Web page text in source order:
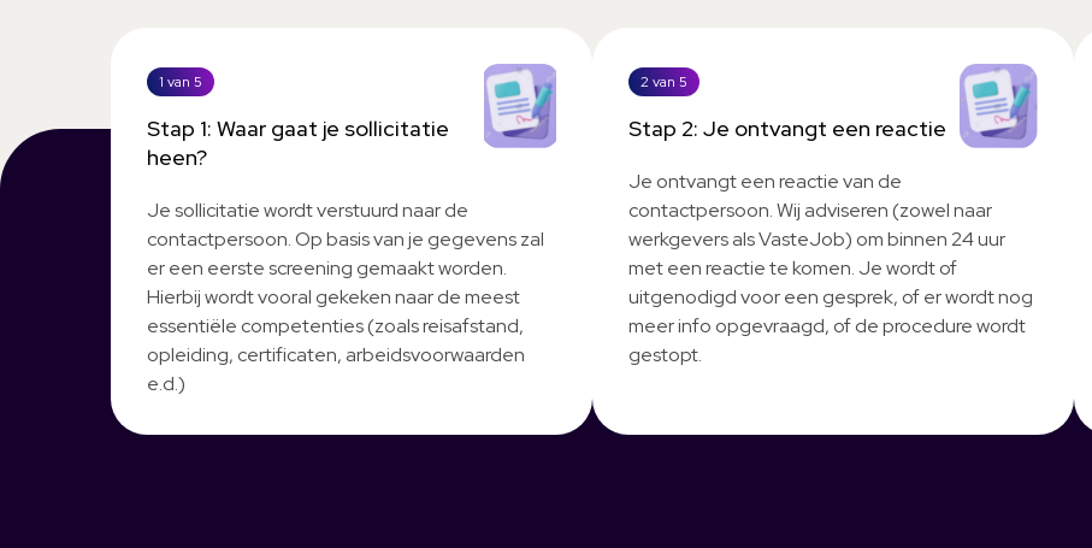
1 van 5
Stap 1: Waar gaat je sollicitatie
heen?
Je sollicitatie wordt verstuurd naar de
contactpersoon. Op basis van je gegevens zal
er een eerste screening gemaakt worden.
Hierbij wordt vooral gekeken naar de meest
essentiële competenties (zoals reisafstand,
opleiding, certificaten, arbeidsvoorwaarden
e.d.)
2 van 5
Stap 2: Je ontvangt een reactie
Je ontvangt een reactie van de
contactpersoon. Wij adviseren (zowel naar
werkgevers als VasteJob) om binnen 24 uur
met een reactie te komen. Je wordt of
uitgenodigd voor een gesprek, of er wordt nog
meer info opgevraagd, of de procedure wordt
gestopt.